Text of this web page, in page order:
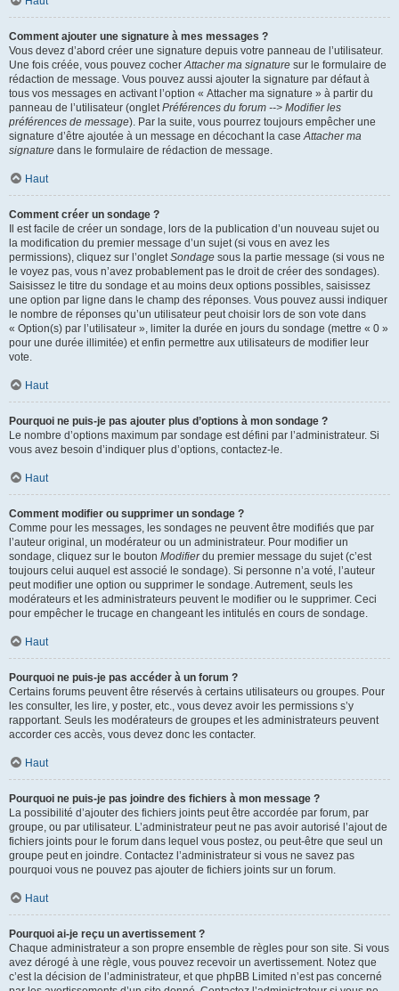
Comment ajouter une signature à mes messages ?
Vous devez d’abord créer une signature depuis votre panneau de l’utilisateur.
Une fois créée, vous pouvez cocherAttacher ma signature sur le formulaire de
rédaction de message. Vous pouvez aussi ajouter la signature par défaut à
tous vos messages en activant l’option « Attacher ma signature » à partir du
panneau de l’utilisateur (ongletPréférences du forum --> Modifier les
préférences de message). Par la suite, vous pourrez toujours empêcher une
signature d’être ajoutée à un message en décochant la caseAttacher ma
signature dans le formulaire de rédaction de message.
Haut
Comment créer un sondage ?
Il est facile de créer un sondage, lors de la publication d’un nouveau sujet ou
la modification du premier message d’un sujet (si vous en avez les
permissions), cliquez sur l’ongletSondage sous la partie message (si vous ne
le voyez pas, vous n’avez probablement pas le droit de créer des sondages).
Saisissez le titre du sondage et au moins deux options possibles, saisissez
une option par ligne dans le champ des réponses. Vous pouvez aussi indiquer
le nombre de réponses qu’un utilisateur peut choisir lors de son vote dans
« Option(s) par l’utilisateur », limiter la durée en jours du sondage (mettre « 0 »
pour une durée illimitée) et enfin permettre aux utilisateurs de modifier leur
vote.
Haut
Pourquoi ne puis-je pas ajouter plus d’options à mon sondage ?
Le nombre d’options maximum par sondage est défini par l’administrateur. Si
vous avez besoin d’indiquer plus d’options, contactez-le.
Haut
Comment modifier ou supprimer un sondage ?
Comme pour les messages, les sondages ne peuvent être modifiés que par
l’auteur original, un modérateur ou un administrateur. Pour modifier un
sondage, cliquez sur le bouton Modifierdu premier message du sujet (c’est
toujours celui auquel est associé le sondage). Si personne n’a voté, l’auteur
peut modifier une option ou supprimer le sondage. Autrement, seuls les
modérateurs et les administrateurs peuvent le modifier ou le supprimer. Ceci
pour empêcher le trucage en changeant les intitulés en cours de sondage.
Haut
Pourquoi ne puis-je pas accéder à un forum ?
Certains forums peuvent être réservés à certains utilisateurs ou groupes. Pour
les consulter, les lire, y poster, etc., vous devez avoir les permissions s’y
rapportant. Seuls les modérateurs de groupes et les administrateurs peuvent
accorder ces accès, vous devez donc les contacter.
Haut
Pourquoi ne puis-je pas joindre des fichiers à mon message ?
La possibilité d’ajouter des fichiers joints peut être accordée par forum, par
groupe, ou par utilisateur. L’administrateur peut ne pas avoir autorisé l’ajout de
fichiers joints pour le forum dans lequel vous postez, ou peut-être que seul un
groupe peut en joindre. Contactez l’administrateur si vous ne savez pas
pourquoi vous ne pouvez pas ajouter de fichiers joints sur un forum.
Haut
Pourquoi ai-je reçu un avertissement ?
Chaque administrateur a son propre ensemble de règles pour son site. Si vous
avez dérogé à une règle, vous pouvez recevoir un avertissement. Notez que
c’est la décision de l’administrateur, et que phpBB Limited n’est pas concerné